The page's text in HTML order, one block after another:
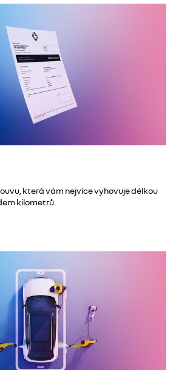
která vám nejvíce vyhovuje délkou
kilometrů.